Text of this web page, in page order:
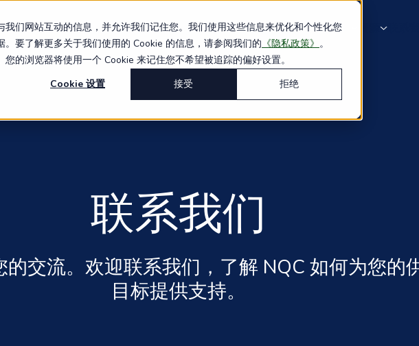
们网站互动的信息，并允许我们记住您。我们使用这些信息来优化和个性化您
要了解更多关于我们使用的 Cookie 的信息，请参阅我们的 《隐私政策》 。
的浏览器将使用一个 Cookie 来记住您不希望被追踪的偏好设置。
Cookie 设置
接受 拒绝
解决方案 法规 关于我们
联系我们
的交流。欢迎联系我们，了解 NQC 如何为您的
目标提供支持。